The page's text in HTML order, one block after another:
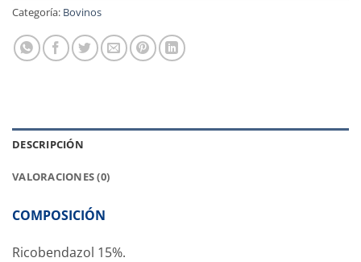
Categoría: Bovinos
DESCRIPCIÓN
VALORACIONES (0)
COMPOSICIÓN
Ricobendazol 15%.